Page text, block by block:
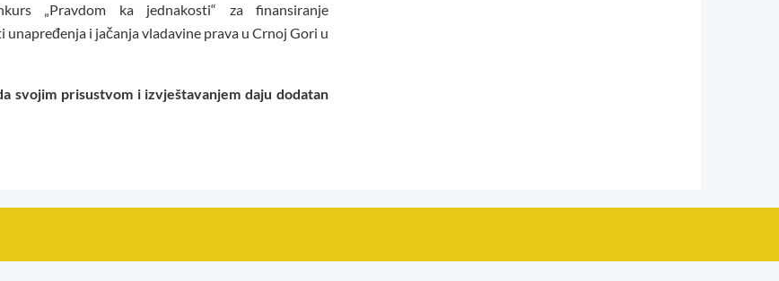
„Pravdom ka jednakosti“ za finansiranje
i jačanja vladavine prava u Crnoj Gori u
svojim prisustvom i izvještavanjem daju dodatan